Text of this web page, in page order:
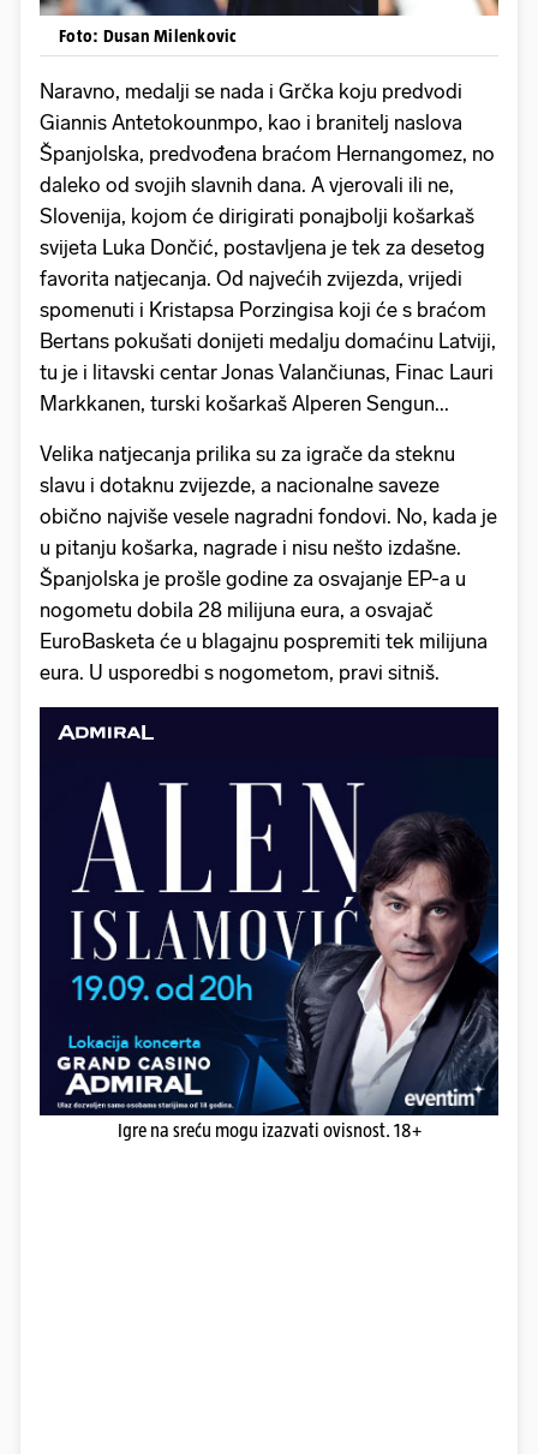
Foto: Dusan Milenkovic
Naravno, medalji se nada i Grčka koju predvodi
Giannis Antetokounmpo, kao i branitelj naslova
Španjolska, predvođena braćom Hernangomez, no
daleko od svojih slavnih dana. A vjerovali ili ne,
Slovenija, kojom će dirigirati ponajbolji košarkaš
svijeta Luka Dončić, postavljena je tek za desetog
favorita natjecanja. Od najvećih zvijezda, vrijedi
spomenuti i Kristapsa Porzingisa koji će s braćom
Bertans pokušati donijeti medalju domaćinu Latviji,
tu je i litavski centar Jonas Valančiunas, Finac Lauri
Markkanen, turski košarkaš Alperen Sengun...
Velika natjecanja prilika su za igrače da steknu
slavu i dotaknu zvijezde, a nacionalne saveze
obično najviše vesele nagradni fondovi. No, kada je
u pitanju košarka, nagrade i nisu nešto izdašne.
Španjolska je prošle godine za osvajanje EP-a u
nogometu dobila 28 milijuna eura, a osvajač
EuroBasketa će u blagajnu pospremiti tek milijuna
eura. U usporedbi s nogometom, pravi sitniš.
Igre na sreću mogu izazvati ovisnost. 18+